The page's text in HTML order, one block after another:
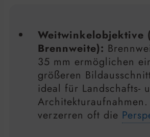
Weitwinkelobjektive
Brennweite):
35 mm ermöglichen
größeren
ideal für Landschafts-
verzerren oft die